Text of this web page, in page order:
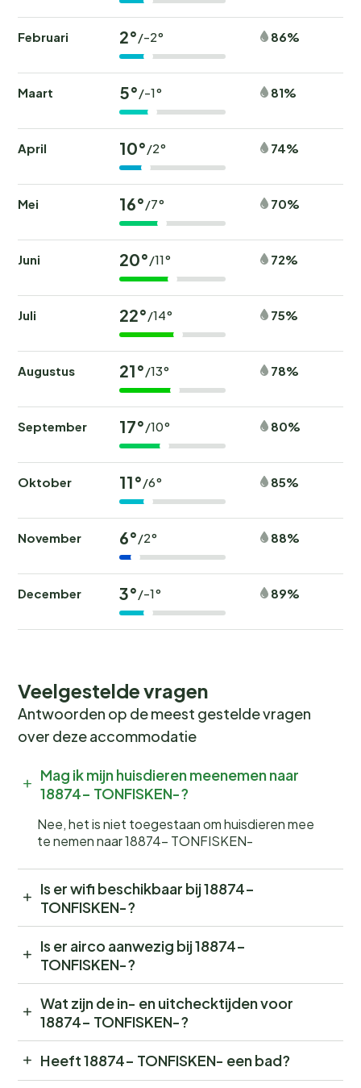
Februari 2°/-2° 86%
Maart 5°/-1° 81%
April 10°/2° 74%
Mei 16°/7° 70%
Juni 20°/11° 72%
Juli 22°/14° 75%
Augustus 21°/13° 78%
September 17°/10° 80%
Oktober 11°/6° 85%
November 6°/2° 88%
December 3°/-1° 89%
Veelgestelde vragen
Antwoorden op de meest gestelde vragen
over deze accommodatie
Mag ik mijn huisdieren meenemen naar
18874- TONFISKEN-?
Nee, het is niet toegestaan om huisdieren mee
te nemen naar 18874- TONFISKEN-
Is er wifi beschikbaar bij 18874-
TONFISKEN-?
Is er airco aanwezig bij 18874-
TONFISKEN-?
Wat zijn de in- en uitchecktijden voor
18874- TONFISKEN-?
Heeft 18874- TONFISKEN- een bad?